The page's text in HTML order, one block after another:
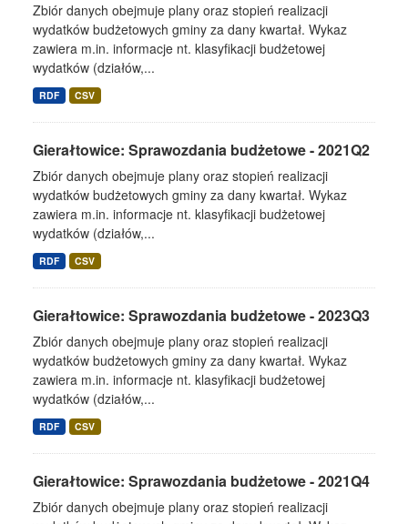
Zbiór danych obejmuje plany oraz stopień realizacji
wydatków budżetowych gminy za dany kwartał. Wykaz
zawiera m.in. informacje nt. klasyfikacji budżetowej
wydatków (działów,...
RDF CSV
Gierałtowice: Sprawozdania budżetowe - 2021Q2
Zbiór danych obejmuje plany oraz stopień realizacji
wydatków budżetowych gminy za dany kwartał. Wykaz
zawiera m.in. informacje nt. klasyfikacji budżetowej
wydatków (działów,...
RDF CSV
Gierałtowice: Sprawozdania budżetowe - 2023Q3
Zbiór danych obejmuje plany oraz stopień realizacji
wydatków budżetowych gminy za dany kwartał. Wykaz
zawiera m.in. informacje nt. klasyfikacji budżetowej
wydatków (działów,...
RDF CSV
Gierałtowice: Sprawozdania budżetowe - 2021Q4
Zbiór danych obejmuje plany oraz stopień realizacji